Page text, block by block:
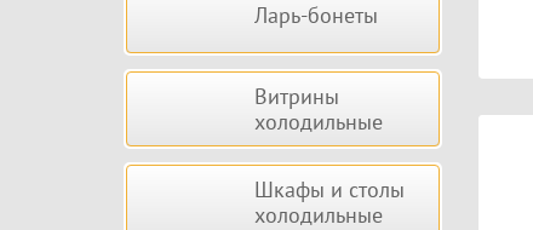
Ларь-бонеты
Витрины
холодильные
Шкафы и столы
холодильные